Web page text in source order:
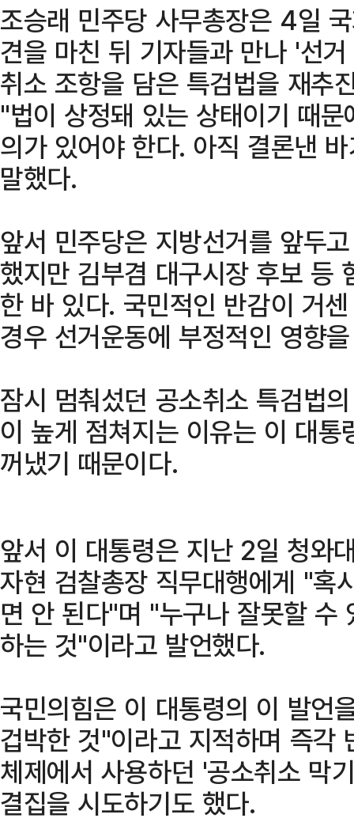
조승래 민주당 사무총장은 4일
견을 마친 뒤 기자들과 만나 '선
취소 조항을 담은 특검법을 재추
"법이 상정돼 있는 상태이기 때
의가 있어야 한다. 아직 결론낸
말했다.
앞서 민주당은 지방선거를 앞두
했지만 김부겸 대구시장 후보 등
한 바 있다. 국민적인 반감이 거
경우 선거운동에 부정적인 영향
잠시 멈춰섰던 공소취소 특검법
이 높게 점쳐지는 이유는 이 대
꺼냈기 때문이다.
앞서 이 대통령은 지난 2일 청와
자현 검찰총장 직무대행에게 "혹
면 안 된다"며 "누구나 잘못할 수
하는 것"이라고 발언했다.
국민의힘은 이 대통령의 이 발언
겁박한 것"이라고 지적하며 즉각
체제에서 사용하던 '공소취소 막
결집을 시도하기도 했다.